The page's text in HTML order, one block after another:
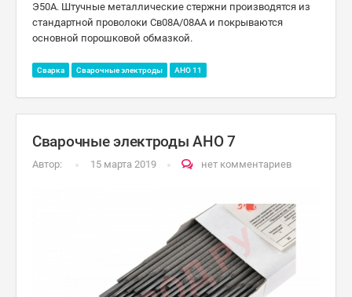
Э50А. Штучные металлические стержни производятся из
стандартной проволоки Св08А/08АА и покрываются
основной порошковой обмазкой.
Сварка Сварочные электроды АНО 11
Сварочные электроды АНО 7
Автор: 15 марта 2019 нет комментариев